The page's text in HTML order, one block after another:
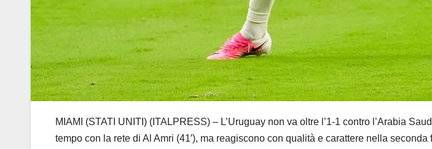
MIAMI (STATI UNITI) (ITALPRESS) – L’Uruguay non va oltre l’1-1 contro l’Arabia
tempo con la rete di Al Amri (41′), ma reagiscono con qualità e carattere nella